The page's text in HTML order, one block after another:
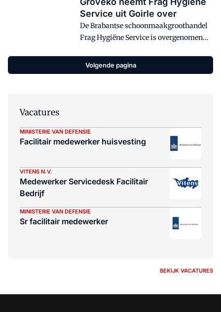
Service uit Goirle over
De Brabantse schoonmaakgroothandel
Frag Hygiëne Service is overgenomen
eigenaar van Frag, Frans
Schwartzmans, blijft voorlopig als
Volgende pagina
Vacatures
MINISTERIE VAN DEFENSIE
Facilitair medewerker huisvesting
VITENS N.V.
Medewerker Servicedesk Facilitair
Bedrijf
MINISTERIE VAN DEFENSIE
Sr facilitair medewerker
BEKIJK VACATURES